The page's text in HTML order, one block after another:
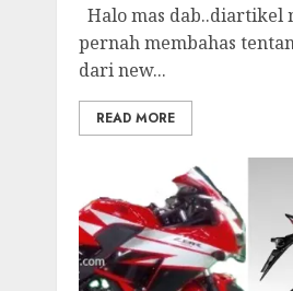
Halo mas dab..diartikel
pernah membahas
dari new...
READ MORE